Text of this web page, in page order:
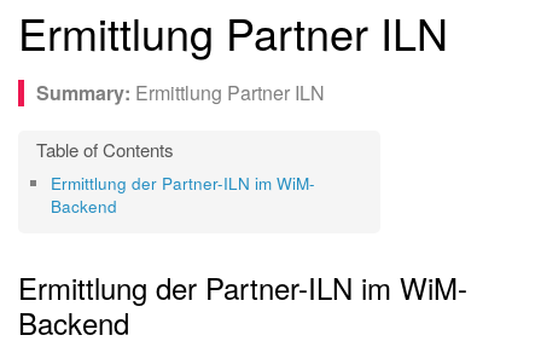
Ermittlung Partner ILN
Ermittlung Partner ILN
Ermittlung der Partner-ILN im WiM-
Backend
Ermittlung der Partner-ILN im WiM-
Backend